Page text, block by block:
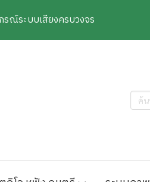
รณ์ระบบเสียงครบวงจร